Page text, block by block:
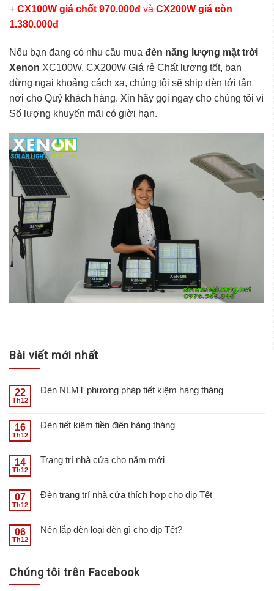
+ CX100W giá chốt 970.000đ và CX200W giá còn
1.380.000đ
Nếu bạn đang có nhu cầu mua đèn năng lượng mặt trời
Xenon XC100W, CX200W Giá rẻ Chất lượng tốt, bạn
đừng ngại khoảng cách xa, chúng tôi sẽ ship đèn tới tận
nơi cho Quý khách hàng. Xin hãy gọi ngay cho chúng tôi vì
Số lượng khuyến mãi có giời hạn.
Bài viết mới nhất
22
Th12
Đèn NLMT phương pháp tiết kiệm hàng tháng
16
Th12
Đèn tiết kiệm tiền điện hàng tháng
14
Th12
Trang trí nhà cửa cho năm mới
07
Th12
Đèn trang trí nhà cửa thích hợp cho dịp Tết
06
Th12
Nên lắp đèn loại đèn gì cho dịp Tết?
Chúng tôi trên Facebook